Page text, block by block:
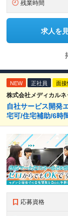
残業時間
求人を
NEW 正社員 面
株式会社メディカル
自社サービス開発
宅可/住宅補助/6時
応募資格